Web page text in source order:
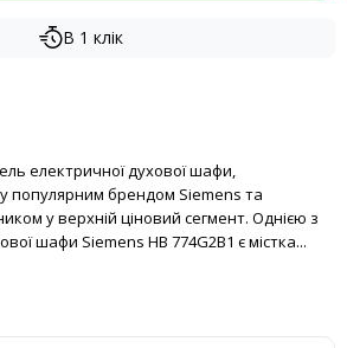
В 1 клік
електричної духової шафи,
популярним брендом Siemens та
у верхній ціновий сегмент. Однією з
шафи Siemens HB 774G2B1 є містка...